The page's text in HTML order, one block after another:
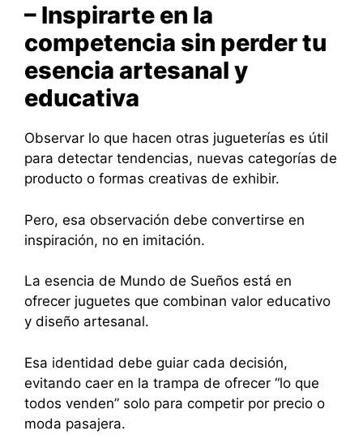
– Inspirarte en la
competencia sin perder tu
esencia artesanal y
educativa
Observar lo que hacen otras jugueterías es útil
para detectar tendencias, nuevas categorías de
producto o formas creativas de exhibir.
Pero, esa observación debe convertirse en
inspiración, no en imitación.
La esencia de Mundo de Sueños está en
ofrecer juguetes que combinan valor educativo
y diseño artesanal.
Esa identidad debe guiar cada decisión,
evitando caer en la trampa de ofrecer “lo que
todos venden” solo para competir por precio o
moda pasajera.